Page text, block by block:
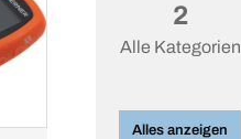
2
Alle Kategorien
Alles anzeigen